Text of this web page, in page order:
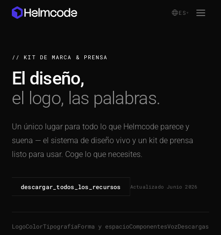
ES ▾
producto
casos de uso
precios
recursos
iniciar_sesión
empezar
// KIT DE MARCA & PRENSA
El diseño,
el logo, las palabras.
Un único lugar para todo lo que Helmcode parece y
suena — el sistema de diseño vivo y un kit de prensa
listo para usar. Coge lo que necesites.
descargar_todos_los_recursos Actualizado Junio 2026
LogoColorTipografíaForma y espacioComponentesVozDescargas